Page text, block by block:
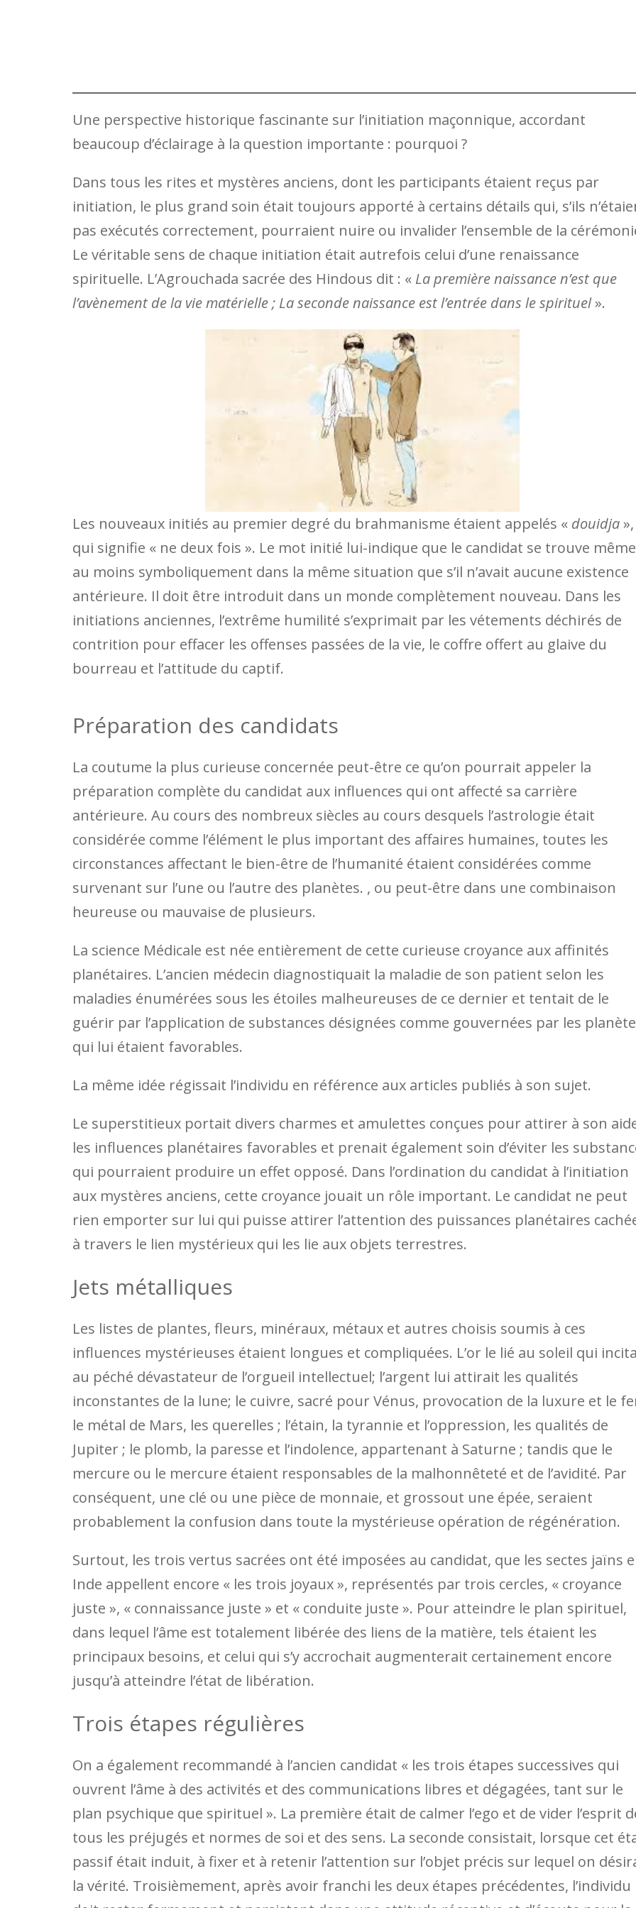
Une perspective historique fascinante sur l’initiation maçonnique, accordant
beaucoup d’éclairage à la question importante : pourquoi ?
Dans tous les rites et mystères anciens, dont les participants étaient reçus par
initiation, le plus grand soin était toujours apporté à certains détails qui, s’ils
pas exécutés correctement, pourraient nuire ou invalider l’ensemble de la
Le véritable sens de chaque initiation était autrefois celui d’une renaissance
spirituelle. L’Agrouchada sacrée des Hindous dit : « La première naissance n’est que
l’avènement de la vie matérielle ; La seconde naissance est l’entrée dans le spirituel».
Les nouveaux initiés au premier degré du brahmanisme étaient appelés « douidja
qui signifie « ne deux fois ». Le mot initié lui-indique que le candidat se trouve même
au moins symboliquement dans la même situation que s’il n’avait aucune existence
antérieure. Il doit être introduit dans un monde complètement nouveau. Dans les
initiations anciennes, l’extrême humilité s’exprimait par les vétements déchirés de
contrition pour effacer les offenses passées de la vie, le coffre offert au glaive du
bourreau et l’attitude du captif.
Préparation des candidats
La coutume la plus curieuse concernée peut-être ce qu’on pourrait appeler la
préparation complète du candidat aux influences qui ont affecté sa carrière
antérieure. Au cours des nombreux siècles au cours desquels l’astrologie était
considérée comme l’élément le plus important des affaires humaines, toutes les
circonstances affectant le bien-être de l’humanité étaient considérées comme
survenant sur l’une ou l’autre des planètes. , ou peut-être dans une combinaison
heureuse ou mauvaise de plusieurs.
La science Médicale est née entièrement de cette curieuse croyance aux affinités
planétaires. L’ancien médecin diagnostiquait la maladie de son patient selon les
maladies énumérées sous les étoiles malheureuses de ce dernier et tentait de le
guérir par l’application de substances désignées comme gouvernées par les
qui lui étaient favorables.
La même idée régissait l’individu en référence aux articles publiés à son sujet.
Le superstitieux portait divers charmes et amulettes conçues pour attirer à son
les influences planétaires favorables et prenait également soin d’éviter les
qui pourraient produire un effet opposé. Dans l’ordination du candidat à l’initiation
aux mystères anciens, cette croyance jouait un rôle important. Le candidat ne peut
rien emporter sur lui qui puisse attirer l’attention des puissances planétaires
à travers le lien mystérieux qui les lie aux objets terrestres.
Jets métalliques
Les listes de plantes, fleurs, minéraux, métaux et autres choisis soumis à ces
influences mystérieuses étaient longues et compliquées. L’or le lié au soleil qui
au péché dévastateur de l’orgueil intellectuel; l’argent lui attirait les qualités
inconstantes de la lune; le cuivre, sacré pour Vénus, provocation de la luxure et le
le métal de Mars, les querelles ; l’étain, la tyrannie et l’oppression, les qualités de
Jupiter ; le plomb, la paresse et l’indolence, appartenant à Saturne ; tandis que le
mercure ou le mercure étaient responsables de la malhonnêteté et de l’avidité. Par
conséquent, une clé ou une pièce de monnaie, et grossout une épée, seraient
probablement la confusion dans toute la mystérieuse opération de régénération.
Surtout, les trois vertus sacrées ont été imposées au candidat, que les sectes jaïns
Inde appellent encore « les trois joyaux », représentés par trois cercles, « croyance
juste », « connaissance juste » et « conduite juste ». Pour atteindre le plan spirituel,
dans lequel l’âme est totalement libérée des liens de la matière, tels étaient les
principaux besoins, et celui qui s’y accrochait augmenterait certainement encore
jusqu’à atteindre l’état de libération.
Trois étapes régulières
On a également recommandé à l’ancien candidat « les trois étapes successives qui
ouvrent l’âme à des activités et des communications libres et dégagées, tant sur le
plan psychique que spirituel ». La première était de calmer l’ego et de vider l’esprit
tous les préjugés et normes de soi et des sens. La seconde consistait, lorsque cet
passif était induit, à fixer et à retenir l’attention sur l’objet précis sur lequel on
la vérité. Troisièmement, après avoir franchi les deux étapes précédentes, l’individu